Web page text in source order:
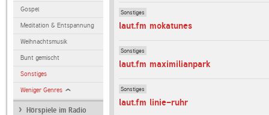
Gospel
Meditation & Entspannung
Weihnachtsmusik
Bunt gemischt
Sonstiges
Weniger Genres
Hörspiele im Radio
Sonstiges
laut.fm mokatunes
Sonstiges
laut.fm maximilianpark
Sonstiges
laut.fm linie-ruhr